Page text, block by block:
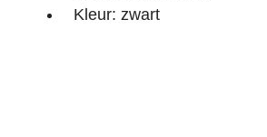
Kleur: zwart